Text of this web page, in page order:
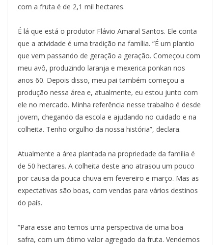
com a fruta é de 2,1 mil hectares.
É lá que está o produtor Flávio Amaral Santos. Ele conta
que a atividade é uma tradição na família. “É um plantio
que vem passando de geração a geração. Começou com
meu avô, produzindo laranja e mexerica ponkan nos
anos 60. Depois disso, meu pai também começou a
produção nessa área e, atualmente, eu estou junto com
ele no mercado. Minha referência nesse trabalho é desde
jovem, chegando da escola e ajudando no cuidado e na
colheita. Tenho orgulho da nossa história”, declara.
Atualmente a área plantada na propriedade da família é
de 50 hectares. A colheita deste ano atrasou um pouco
por causa da pouca chuva em fevereiro e março. Mas as
expectativas são boas, com vendas para vários destinos
do país.
“Para esse ano temos uma perspectiva de uma boa
safra, com um ótimo valor agregado da fruta. Vendemos